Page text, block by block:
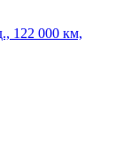
122 000 км,